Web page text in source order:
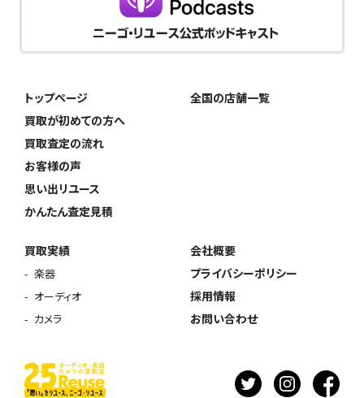
トップページ
買取が初めての方へ
買取査定の流れ
お客様の声
思い出リユース
かんたん査定見積
全国の店舗一覧
買取実績
楽器
オーディオ
カメラ
会社概要
プライバシーポリシー
採用情報
お問い合わせ